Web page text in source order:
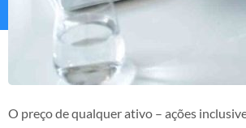
O preço de qualquer ativo – ações